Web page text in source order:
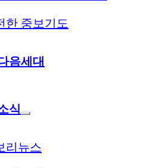
한 중보기도
음세대
식
리뉴스